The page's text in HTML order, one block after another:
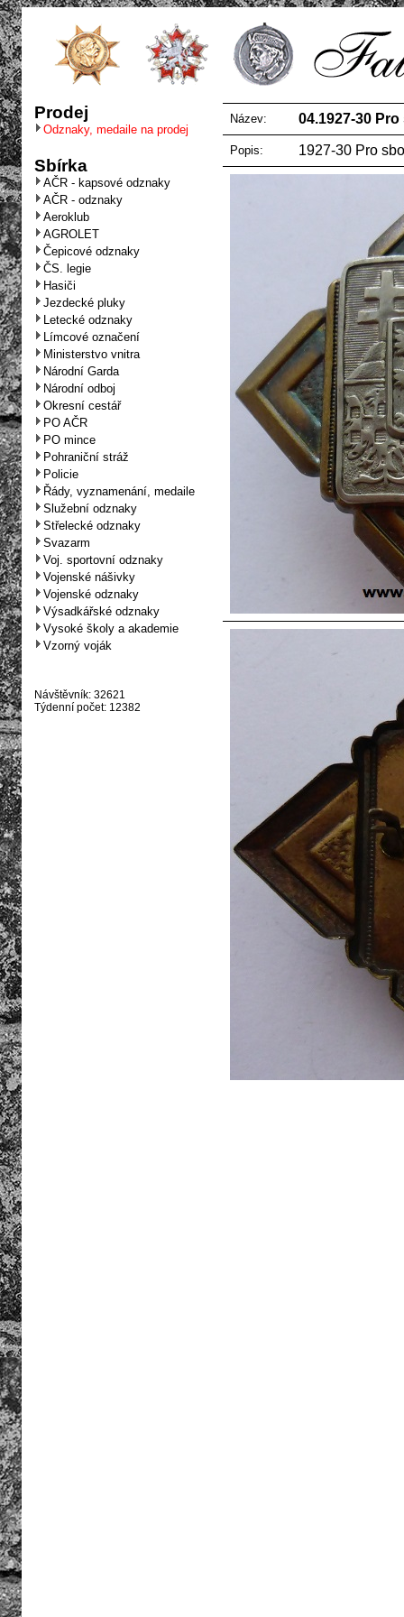
Prodej
Odznaky, medaile na prodej
Sbírka
AČR - kapsové odznaky
AČR - odznaky
Aeroklub
AGROLET
Čepicové odznaky
ČS. legie
Hasiči
Jezdecké pluky
Letecké odznaky
Límcové označení
Ministerstvo vnitra
Národní Garda
Národní odboj
Okresní cestář
PO AČR
PO mince
Pohraniční stráž
Policie
Řády, vyznamenání, medaile
Služební odznaky
Střelecké odznaky
Svazarm
Voj. sportovní odznaky
Vojenské nášivky
Vojenské odznaky
Výsadkářské odznaky
Vysoké školy a akademie
Vzorný voják
Návštěvník: 32621
Týdenní počet: 12382
Název: 04.1927-30
Popis: 1927-30 Pro